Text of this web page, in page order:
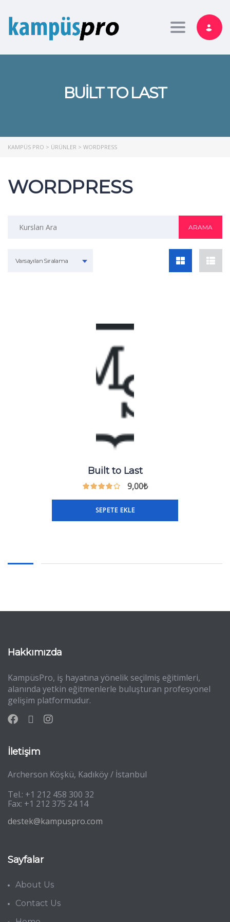
Toggle
BUILT TO LAST
KAMPÜS PRO > ÜRÜNLER > WORDPRESS
WORDPRESS
Varsayılan Sıralama
Built to Last
9,00₺
SEPETE EKLE
Hakkımızda
KampüsPro, iş hayatına yönelik seçilmiş eğitimleri,
alanında yetkin eğitmenlerle buluşturan profesyonel
gelişim platformudur.
İletişim
Archerson Köşkü, Kadıköy / İstanbul
Tel.: +1 212 458 300 32
Fax: +1 212 375 24 14
destek@kampuspro.com
Sayfalar
About Us
Contact Us